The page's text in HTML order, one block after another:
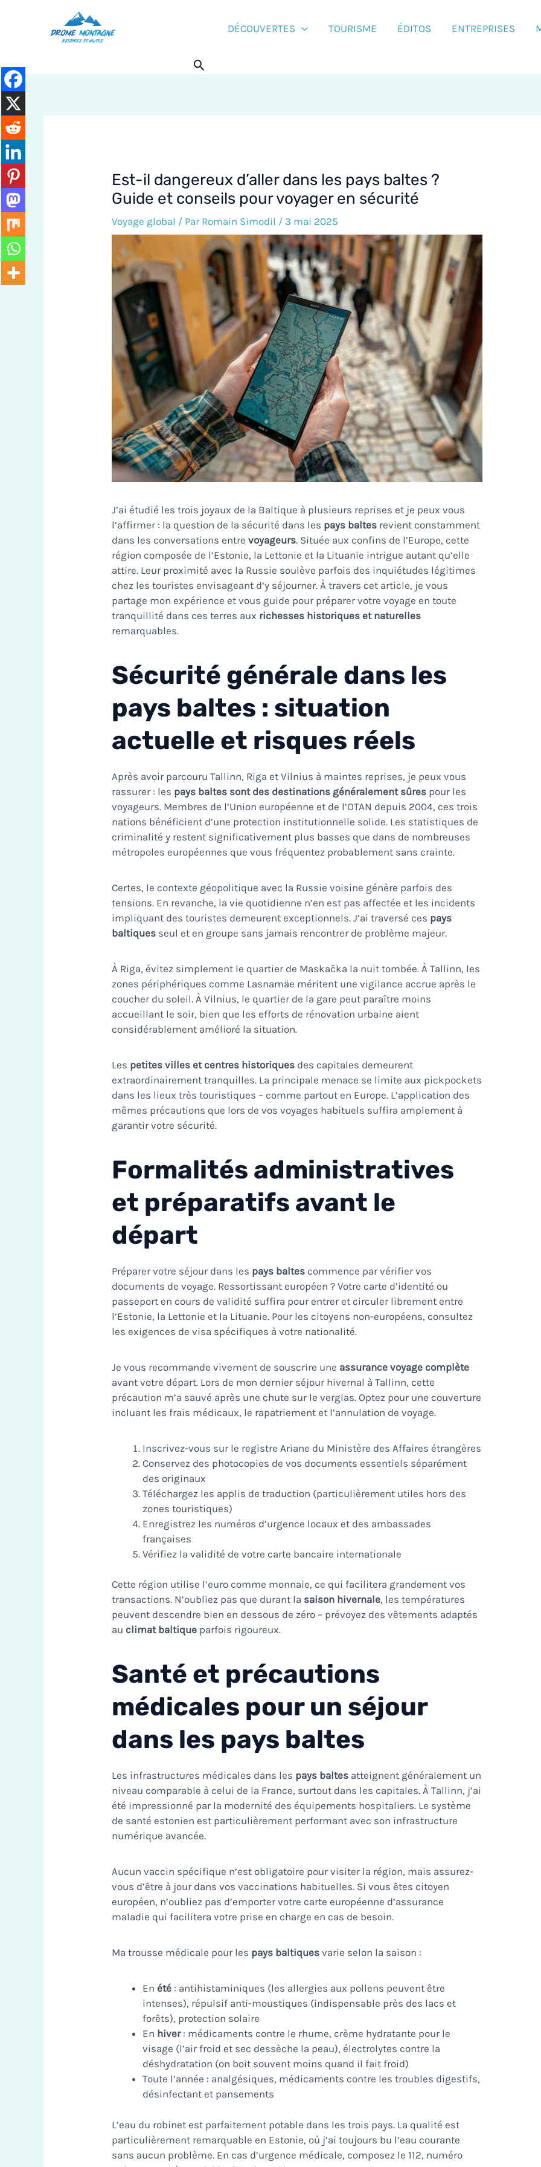
DÉCOUVERTES TOURISME ÉDITOS ENTREPRISES
Rechercher
Est-il dangereux d’aller dans les pays baltes ?
Guide et conseils pour voyager en sécurité
Voyage global / Par Romain Simodil / 3 mai 2025
J’ai étudié les trois joyaux de la Baltique à plusieurs reprises et je peux vous
l’affirmer : la question de la sécurité dans les pays baltes revient constamment
dans les conversations entrevoyageurs. Située aux confins de l’Europe, cette
région composée de l’Estonie, la Lettonie et la Lituanie intrigue autant qu’elle
attire. Leur proximité avec la Russie soulève parfois des inquiétudes légitimes
chez les touristes envisageant d’y séjourner. À travers cet article, je vous
partage mon expérience et vous guide pour préparer votre voyage en toute
tranquillité dans ces terres aux richesses historiques et naturelles
remarquables.
Sécurité générale dans les
pays baltes : situation
actuelle et risques réels
Après avoir parcouru Tallinn, Riga et Vilnius à maintes reprises, je peux vous
rassurer : les pays baltes sont des destinations généralement sûres pour les
voyageurs. Membres de l’Union européenne et de l’OTAN depuis 2004, ces trois
nations bénéficient d’une protection institutionnelle solide. Les statistiques de
criminalité y restent significativement plus basses que dans de nombreuses
métropoles européennes que vous fréquentez probablement sans crainte.
Certes, le contexte géopolitique avec la Russie voisine génère parfois des
tensions. En revanche, la vie quotidienne n’en est pas affectée et les incidents
impliquant des touristes demeurent exceptionnels. J’ai traversé ces pays
baltiques seul et en groupe sans jamais rencontrer de problème majeur.
À Riga, évitez simplement le quartier de Maskačka la nuit tombée. À Tallinn, les
zones périphériques comme Lasnamäe méritent une vigilance accrue après le
coucher du soleil. À Vilnius, le quartier de la gare peut paraître moins
accueillant le soir, bien que les efforts de rénovation urbaine aient
considérablement amélioré la situation.
Les petites villes et centres historiques des capitales demeurent
extraordinairement tranquilles. La principale menace se limite aux pickpockets
dans les lieux très touristiques – comme partout en Europe. L’application des
mêmes précautions que lors de vos voyages habituels suffira amplement à
garantir votre sécurité.
Formalités administratives
et préparatifs avant le
départ
Préparer votre séjour dans les pays baltes commence par vérifier vos
documents de voyage. Ressortissant européen ? Votre carte d’identité ou
passeport en cours de validité suffira pour entrer et circuler librement entre
l’Estonie, la Lettonie et la Lituanie. Pour les citoyens non-européens, consultez
les exigences de visa spécifiques à votre nationalité.
Je vous recommande vivement de souscrire une assurance voyage complète
avant votre départ. Lors de mon dernier séjour hivernal à Tallinn, cette
précaution m’a sauvé après une chute sur le verglas. Optez pour une couverture
incluant les frais médicaux, le rapatriement et l’annulation de voyage.
Inscrivez-vous sur le registre Ariane du Ministère des Affaires étrangères
Conservez des photocopies de vos documents essentiels séparément
des originaux
Téléchargez les applis de traduction (particulièrement utiles hors des
zones touristiques)
Enregistrez les numéros d’urgence locaux et des ambassades
françaises
Vérifiez la validité de votre carte bancaire internationale
Cette région utilise l’euro comme monnaie, ce qui facilitera grandement vos
transactions. N’oubliez pas que durant la saison hivernale, les températures
peuvent descendre bien en dessous de zéro – prévoyez des vêtements adaptés
au climat baltique parfois rigoureux.
Santé et précautions
médicales pour un séjour
dans les pays baltes
Les infrastructures médicales dans les pays baltes atteignent généralement un
niveau comparable à celui de la France, surtout dans les capitales. À Tallinn, j’ai
été impressionné par la modernité des équipements hospitaliers. Le système
de santé estonien est particulièrement performant avec son infrastructure
numérique avancée.
Aucun vaccin spécifique n’est obligatoire pour visiter la région, mais assurez-
vous d’être à jour dans vos vaccinations habituelles. Si vous êtes citoyen
européen, n’oubliez pas d’emporter votre carte européenne d’assurance
maladie qui facilitera votre prise en charge en cas de besoin.
Ma trousse médicale pour les pays baltiques varie selon la saison :
En été : antihistaminiques (les allergies aux pollens peuvent être
intenses), répulsif anti-moustiques (indispensable près des lacs et
forêts), protection solaire
En hiver: médicaments contre le rhume, crème hydratante pour le
visage (l’air froid et sec dessèche la peau), électrolytes contre la
déshydratation (on boit souvent moins quand il fait froid)
Toute l’année : analgésiques, médicaments contre les troubles digestifs,
désinfectant et pansements
L’eau du robinet est parfaitement potable dans les trois pays. La qualité est
particulièrement remarquable en Estonie, où j’ai toujours bu l’eau courante
sans aucun problème. En cas d’urgence médicale, composez le 112, numéro